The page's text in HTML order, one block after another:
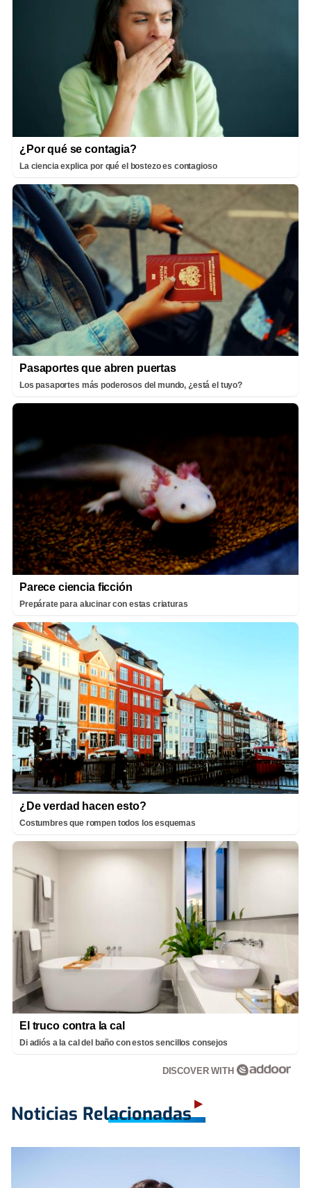
¿Por qué se contagia?
La ciencia explica por qué el bostezo es contagioso
Pasaportes que abren puertas
Los pasaportes más poderosos del mundo, ¿está el tuyo?
Parece ciencia ficción
Prepárate para alucinar con estas criaturas
¿De verdad hacen esto?
Costumbres que rompen todos los esquemas
El truco contra la cal
Di adiós a la cal del baño con estos sencillos consejos
DISCOVER WITH
Noticias Relacionadas